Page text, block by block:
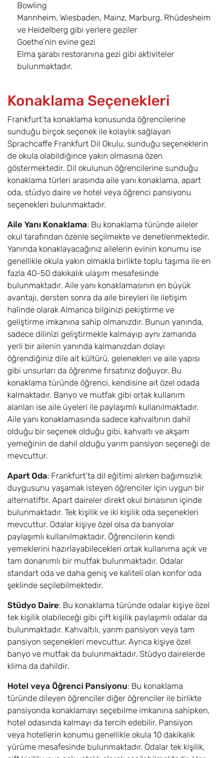
Bowling
Mannheim, Wiesbaden, Mainz, Marburg, Rhüdesheim
ve Heidelberg gibi yerlere geziler
Goethe’nin evine gezi
Elma şarabı restoranına gezi gibi aktiviteler
bulunmaktadır.
Konaklama Seçenekleri
Frankfurt’ta konaklama konusunda öğrencilerine
sunduğu birçok seçenek ile kolaylık sağlayan
Sprachcaffe Frankfurt Dil Okulu, sunduğu seçeneklerin
de okula olabildiğince yakın olmasına özen
göstermektedir. Dil okulunun öğrencilerine sunduğu
konaklama türleri arasında aile yanı konaklama, apart
oda, stüdyo daire ve hotel veya öğrenci pansiyonu
seçenekleri bulunmaktadır.
Aile Yanı Konaklama: Bu konaklama türünde aileler
okul tarafından özenle seçilmekte ve denetlenmektedir.
Yanında konaklayacağınız ailelerin evinin konumu ise
genellikle okula yakın olmakla birlikte toplu taşıma ile en
fazla 40-50 dakikalık ulaşım mesafesinde
bulunmaktadır. Aile yanı konaklamasının en büyük
avantajı, dersten sonra da aile bireyleri ile iletişim
halinde olarak Almanca bilginizi pekiştirme ve
geliştirme imkanına sahip olmanızdır. Bunun yanında,
sadece dilinizi geliştirmekle kalmayıp aynı zamanda
yerli bir ailenin yanında kalmanızdan dolayı
öğrendiğiniz dile ait kültürü, gelenekleri ve aile yapısı
gibi unsurları da öğrenme fırsatınız doğuyor. Bu
konaklama türünde öğrenci, kendisine ait özel odada
kalmaktadır. Banyo ve mutfak gibi ortak kullanım
alanları ise aile üyeleri ile paylaşımlı kullanılmaktadır.
Aile yanı konaklamasında sadece kahvaltının dahil
olduğu bir seçenek olduğu gibi, kahvaltı ve akşam
yemeğinin de dahil olduğu yarım pansiyon seçeneği de
mevcuttur.
Apart Oda: Frankfurt’ta dil eğitimi alırken bağımsızlık
duygusunu yaşamak isteyen öğrenciler için uygun bir
alternatiftir. Apart daireler direkt okul binasının içinde
bulunmaktadır. Tek kişilik ve iki kişilik oda seçenekleri
mevcuttur. Odalar kişiye özel olsa da banyolar
paylaşımlı kullanılmaktadır. Öğrencilerin kendi
yemeklerini hazırlayabilecekleri ortak kullanıma açık ve
tam donanımlı bir mutfak bulunmaktadır. Odalar
standart oda ve daha geniş ve kaliteli olan konfor oda
şeklinde seçilebilmektedir.
Stüdyo Daire: Bu konaklama türünde odalar kişiye özel
tek kişilik olabileceği gibi çift kişilik paylaşımlı odalar da
bulunmaktadır. Kahvaltılı, yarım pansiyon veya tam
pansiyon seçenekleri mevcuttur. Ayrıca kişiye özel
banyo ve mutfak da bulunmaktadır. Stüdyo dairelerde
klima da dahildir.
Hotel veya Öğrenci Pansiyonu: Bu konaklama
türünde dileyen öğrenciler diğer öğrenciler ile birlikte
pansiyonda konaklamayı seçebilme imkanına sahipken,
hotel odasında kalmayı da tercih edebilir. Pansiyon
veya hotellerin konumu genellikle okula 10 dakikalık
yürüme mesafesinde bulunmaktadır. Odalar tek kişilik,